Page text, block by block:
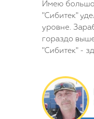
Имею
"Сибитек"
уровне.
гораздо
"Сибитек" -